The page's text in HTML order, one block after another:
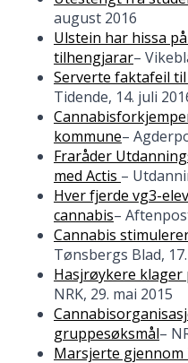
august 2016
Ulstein har hissa
tilhengjarar–
Serverte faktafeil
Tidende, 14. juli
kommune–
Fraråder
med Actis –
Hver fjerde vg3-
cannabis–
Cannabis
Tønsbergs Blad,
Hasjrøykere klager
NRK, 29. mai 2015
gruppesøksmål–
Marsjerte